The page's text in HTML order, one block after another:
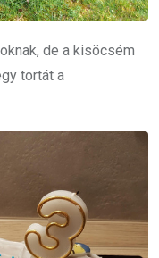
de a kisöcsém
tortát a